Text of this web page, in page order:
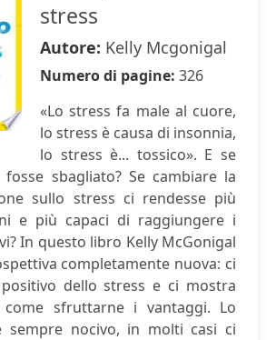
stress
Autore: Kelly Mcgonigal
Numero di pagine: 326
«Lo stress fa male al cuore,
lo stress è causa di insonnia,
lo stress è... tossico». E se
sbagliato? Se cambiare la
sullo stress ci rendesse più
e più capaci di raggiungere i
In questo libro Kelly McGonigal
completamente nuova: ci
dello stress e ci mostra
come sfruttarne i vantaggi. Lo
sempre nocivo, in molti casi ci